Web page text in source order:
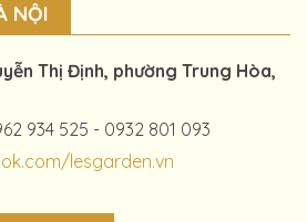
NỘI
Thị Định, phường Trung Hòa,
934 525 - 0932 801 093
lesgarden.vn